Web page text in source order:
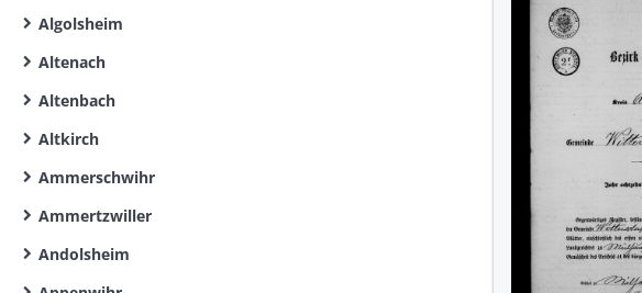
Algolsheim
Altenach
Altenbach
Altkirch
Ammerschwihr
Ammertzwiller
Andolsheim